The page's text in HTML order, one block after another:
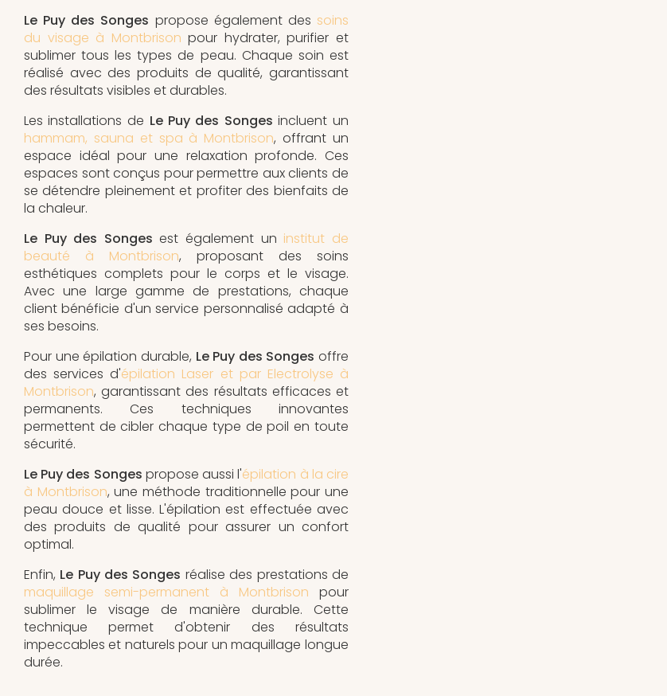
Le Puy des Songes propose également des soins
du visage à Montbrison pour hydrater, purifier et
sublimer tous les types de peau. Chaque soin est
réalisé avec des produits de qualité, garantissant
des résultats visibles et durables.
Les installations de Le Puy des Songes incluent un
hammam, sauna et spa à Montbrison, offrant un
espace idéal pour une relaxation profonde. Ces
espaces sont conçus pour permettre aux clients de
se détendre pleinement et profiter des bienfaits de
la chaleur.
Le Puy des Songes est également un institut de
beauté à Montbrison, proposant des soins
esthétiques complets pour le corps et le visage.
Avec une large gamme de prestations, chaque
client bénéficie d'un service personnalisé adapté à
ses besoins.
Pour une épilation durable, Le Puy des Songes offre
des services d'épilation Laser et par Electrolyse à
Montbrison, garantissant des résultats efficaces et
permanents. Ces techniques innovantes
permettent de cibler chaque type de poil en toute
sécurité.
Le Puy des Songes propose aussi l'épilation à la cire
à Montbrison, une méthode traditionnelle pour une
peau douce et lisse. L'épilation est effectuée avec
des produits de qualité pour assurer un confort
optimal.
Enfin, Le Puy des Songes réalise des prestations de
maquillage semi-permanent à Montbrison pour
sublimer le visage de manière durable. Cette
technique permet d'obtenir des résultats
impeccables et naturels pour un maquillage longue
durée.